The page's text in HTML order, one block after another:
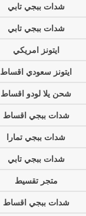
شدات ببجي تابي
شدات ببجي تابي
ايتونز امريكي
ايتونز سعودي اقساط
شحن يلا لودو اقساط
شدات ببجي اقساط
شدات ببجي تمارا
شدات ببجي تابي
متجر تقسيط
شدات ببجي اقساط